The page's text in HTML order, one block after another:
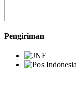
Pengiriman